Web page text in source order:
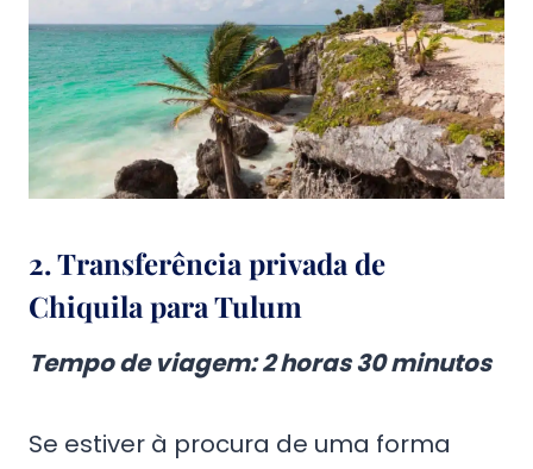
2. Transferência privada de
Chiquila para Tulum
Tempo de viagem: 2 horas 30 minutos
Se estiver à procura de uma forma